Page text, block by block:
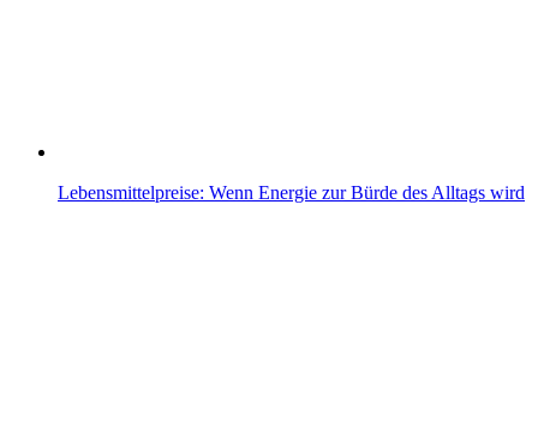
Lebensmittelpreise: Wenn Energie zur Bürde des Alltags wird